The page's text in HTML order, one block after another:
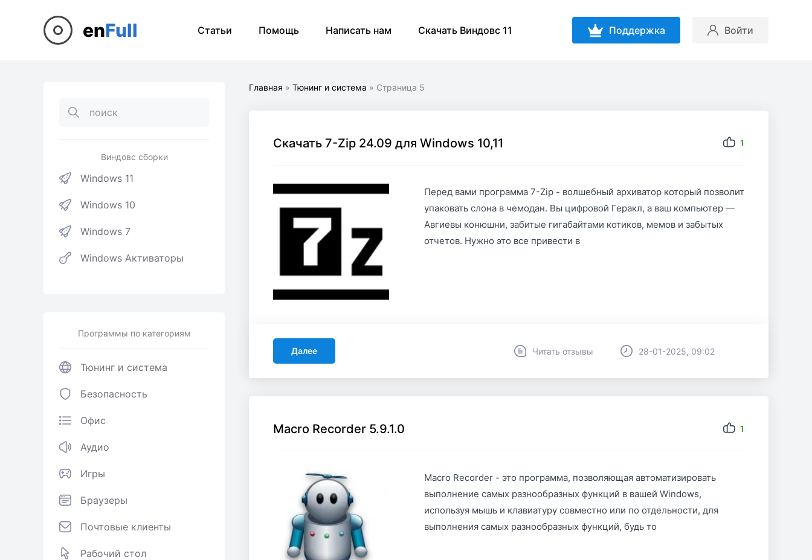
enFull Статьи Помощь Написать нам Скачать Виндовс 11 Поддержка Войти
Виндовс сборки
Windows 11
Windows 10
Windows 7
Windows Активаторы
Программы по категориям
Тюнинг и система
Безопасность
Офис
Аудио
Игры
Браузеры
Почтовые клиенты
Рабочий стол
Главная » Тюнинг и система » Страница 5
Скачать 7-Zip 24.09 для Windows 10,11 1
Перед вами программа 7-Zip - волшебный архиватор который позволит
упаковать слона в чемодан. Вы цифровой Геракл, а ваш компьютер —
Авгиевы конюшни, забитые гигабайтами котиков, мемов и забытых
отчетов. Нужно это все привести в
Далее Читать отзывы 28-01-2025, 09:02
Macro Recorder 5.9.1.0 1
Macro Recorder - это программа, позволяющая автоматизировать
выполнение самых разнообразных функций в вашей Windows,
используя мышь и клавиатуру совместно или по отдельности, для
выполнения самых разнообразных функций, будь то